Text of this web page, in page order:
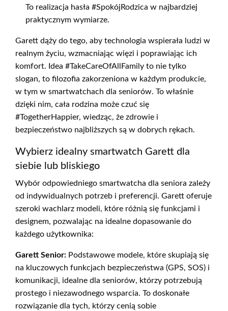
To realizacja hasła #SpokójRodzica w najbardziej
praktycznym wymiarze.
Garett dąży do tego, aby technologia wspierała ludzi w
realnym życiu, wzmacniając więzi i poprawiając ich
komfort. Idea #TakeCareOfAllFamily to nie tylko
slogan, to filozofia zakorzeniona w każdym produkcie,
w tym w smartwatchach dla seniorów. To właśnie
dzięki nim, cała rodzina może czuć się
#TogetherHappier, wiedząc, że zdrowie i
bezpieczeństwo najbliższych są w dobrych rękach.
Wybierz idealny smartwatch Garett dla
siebie lub bliskiego
Wybór odpowiedniego smartwatcha dla seniora zależy
od indywidualnych potrzeb i preferencji. Garett oferuje
szeroki wachlarz modeli, które różnią się funkcjami i
designem, pozwalając na idealne dopasowanie do
każdego użytkownika:
Garett Senior: Podstawowe modele, które skupiają się
na kluczowych funkcjach bezpieczeństwa (GPS, SOS) i
komunikacji, idealne dla seniorów, którzy potrzebują
prostego i niezawodnego wsparcia. To doskonałe
rozwiązanie dla tych, którzy cenią sobie